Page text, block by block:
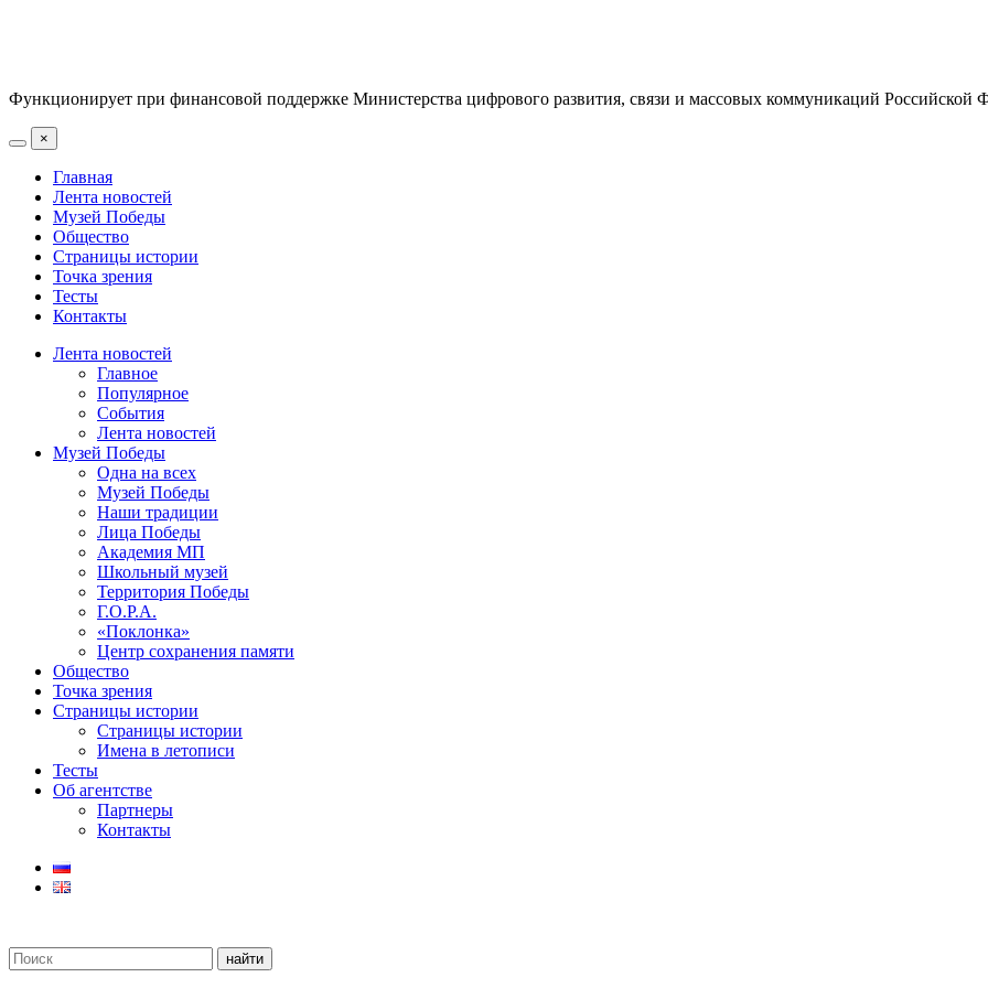
Функционирует при финансовой поддержке Министерства цифрового развития, связи и массовых коммуникаций Российской
×
Главная
Лента новостей
Музей Победы
Общество
Страницы истории
Точка зрения
Тесты
Контакты
Лента новостей
Главное
Популярное
События
Лента новостей
Музей Победы
Одна на всех
Музей Победы
Наши традиции
Лица Победы
Академия МП
Школьный музей
Территория Победы
Г.О.Р.А.
«Поклонка»
Центр сохранения памяти
Общество
Точка зрения
Страницы истории
Страницы истории
Имена в летописи
Тесты
Об агентстве
Партнеры
Контакты